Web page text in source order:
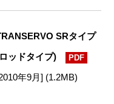
SRタイプ
ッドタイプ)
PDF
年9月] (1.2MB)